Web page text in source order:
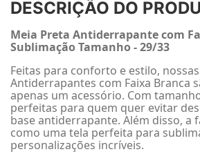
DESCRIÇÃO DO
Meia Preta Antiderrapante com
Sublimação Tamanho - 29/33
Feitas para conforto e estilo,
Antiderrapantes com Faixa Branca
apenas um acessório. Com
perfeitas para quem quer evitar
base antiderrapante. Além disso, a
como uma tela perfeita para
personalizações incríveis.